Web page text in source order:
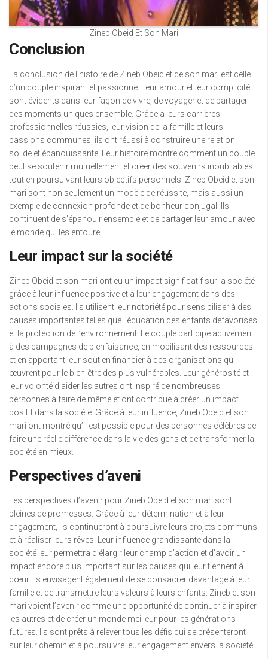
Zineb Obeid Et Son Mari
Conclusion
La conclusion de l’histoire de Zineb Obeid et de son mari est celle
d’un couple inspirant et passionné. Leur amour et leur complicité
sont évidents dans leur façon de vivre, de voyager et de partager
des moments uniques ensemble. Grâce à leurs carrières
professionnelles réussies, leur vision de la famille et leurs
passions communes, ils ont réussi à construire une relation
solide et épanouissante. Leur histoire montre comment un couple
peut se soutenir mutuellement et créer des souvenirs inoubliables
tout en poursuivant leurs objectifs personnels. Zineb Obeid et son
mari sont non seulement un modèle de réussite, mais aussi un
exemple de connexion profonde et de bonheur conjugal. Ils
continuent de s’épanouir ensemble et de partager leur amour avec
le monde qui les entoure.
Leur impact sur la société
Zineb Obeid et son mari ont eu un impact significatif sur la société
grâce à leur influence positive et à leur engagement dans des
actions sociales. Ils utilisent leur notoriété pour sensibiliser à des
causes importantes telles que l’éducation des enfants défavorisés
et la protection de l’environnement. Le couple participe activement
à des campagnes de bienfaisance, en mobilisant des ressources
et en apportant leur soutien financier à des organisations qui
œuvrent pour le bien-être des plus vulnérables. Leur générosité et
leur volonté d’aider les autres ont inspiré de nombreuses
personnes à faire de même et ont contribué à créer un impact
positif dans la société. Grâce à leur influence, Zineb Obeid et son
mari ont montré qu’il est possible pour des personnes célèbres de
faire une réelle différence dans la vie des gens et de transformer la
société en mieux.
Perspectives d’aveni
Les perspectives d’avenir pour Zineb Obeid et son mari sont
pleines de promesses. Grâce à leur détermination et à leur
engagement, ils continueront à poursuivre leurs projets communs
et à réaliser leurs rêves. Leur influence grandissante dans la
société leur permettra d’élargir leur champ d’action et d’avoir un
impact encore plus important sur les causes qui leur tiennent à
cœur. Ils envisagent également de se consacrer davantage à leur
famille et de transmettre leurs valeurs à leurs enfants. Zineb et son
mari voient l’avenir comme une opportunité de continuer à inspirer
les autres et de créer un monde meilleur pour les générations
futures. Ils sont prêts à relever tous les défis qui se présenteront
sur leur chemin et à poursuivre leur engagement envers la société.